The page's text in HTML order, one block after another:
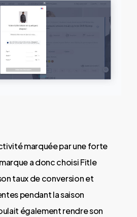
marquée par une forte
a donc choisi Fitle
taux de conversion et
pendant la saison
également rendre son